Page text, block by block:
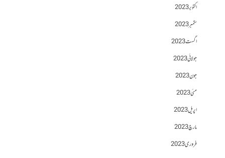
اکتوبر 2023
ستمبر 2023
اگست 2023
جولائی 2023
جون 2023
مئی 2023
اپریل 2023
مارچ 2023
فروری 2023